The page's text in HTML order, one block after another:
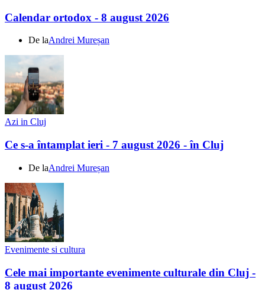
Calendar ortodox - 8 august 2026
De laAndrei Mureșan
Azi in Cluj
Ce s-a întamplat ieri - 7 august 2026 - în Cluj
De laAndrei Mureșan
Evenimente si cultura
Cele mai importante evenimente culturale din Cluj -
8 august 2026